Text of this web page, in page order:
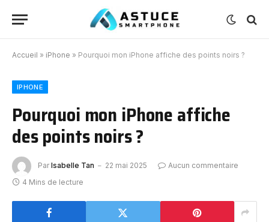
Accueil » iPhone » Pourquoi mon iPhone affiche des points noirs ?
IPHONE
Pourquoi mon iPhone affiche
des points noirs ?
Par Isabelle Tan 22 mai 2025
Aucun commentaire
4 Mins de lecture